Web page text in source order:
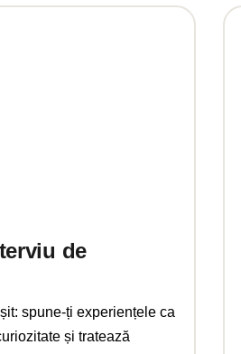
de
spune-ți experiențele ca
și tratează